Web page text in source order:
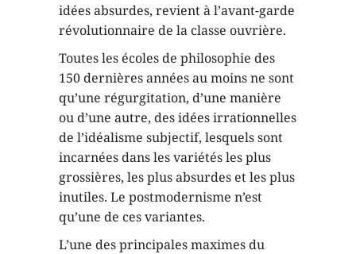
idées absurdes, revient à l’avant-garde
révolutionnaire de la classe ouvrière.
Toutes les écoles de philosophie des
150 dernières années au moins ne sont
qu’une régurgitation, d’une manière
ou d’une autre, des idées irrationnelles
de l’idéalisme subjectif, lesquels sont
incarnées dans les variétés les plus
grossières, les plus absurdes et les plus
inutiles. Le postmodernisme n’est
qu’une de ces variantes.
L’une des principales maximes du